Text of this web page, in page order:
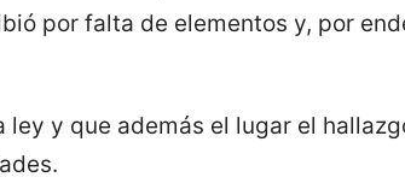
por falta de elementos y, por
y que además el lugar el